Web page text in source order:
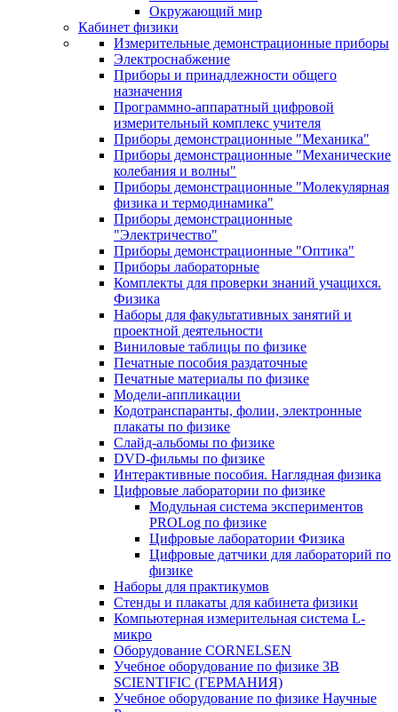
Окружающий мир
Кабинет физики
Измерительные демонстрационные приборы
Электроснабжение
Приборы и принадлежности общего
назначения
Программно-аппаратный цифровой
измерительный комплекс учителя
Приборы демонстрационные "Механика"
Приборы демонстрационные "Механические
колебания и волны"
Приборы демонстрационные "Молекулярная
физика и термодинамика"
Приборы демонстрационные
"Электричество"
Приборы демонстрационные "Оптика"
Приборы лабораторные
Комплекты для проверки знаний учащихся.
Физика
Наборы для факультативных занятий и
проектной деятельности
Виниловые таблицы по физике
Печатные пособия раздаточные
Печатные материалы по физике
Модели-аппликации
Кодотранспаранты, фолии, электронные
плакаты по физике
Слайд-альбомы по физике
DVD-фильмы по физике
Интерактивные пособия. Наглядная физика
Цифровые лаборатории по физике
Модульная система экспериментов
PROLog по физике
Цифровые лаборатории Физика
Цифровые датчики для лабораторий по
физике
Наборы для практикумов
Стенды и плакаты для кабинета физики
Компьютерная измерительная система L-
микро
Оборудование CORNELSEN
Учебное оборудование по физике 3B
SCIENTIFIC (ГЕРМАНИЯ)
Учебное оборудование по физике Научные